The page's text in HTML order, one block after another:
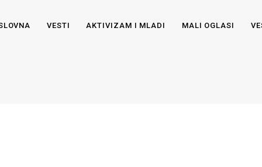
VESTI AKTIVIZAM I MLADI MALI OGLASI